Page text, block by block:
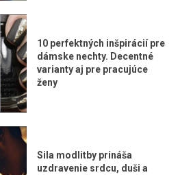
10 perfektných inšpirácií pre
dámske nechty. Decentné
varianty aj pre pracujúce
ženy
Sila modlitby prináša
uzdravenie srdcu, duši a